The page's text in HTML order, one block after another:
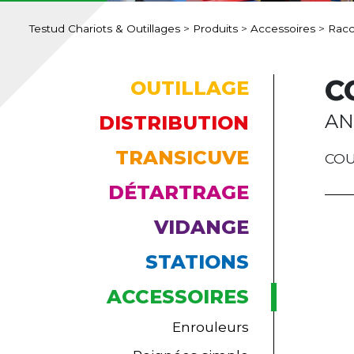
Testud Chariots & Outillages > Produits > Accessoires >
OUTILLAGE
DISTRIBUTION
TRANSICUVE
DÉTARTRAGE
VIDANGE
STATIONS
ACCESSOIRES
Enrouleurs